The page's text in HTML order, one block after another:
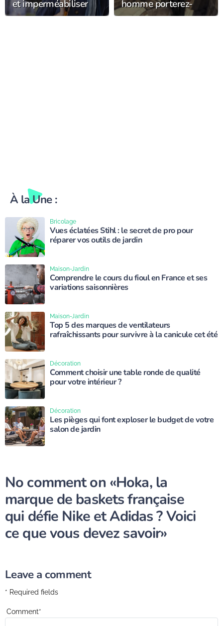
et imperméabiliser
son chapeau de pluie
homme porterez-
vous cet hiver ?
À la Une :
Vues éclatées Stihl : le secret de pro pour
réparer vos outils de jardin
Bricolage
Comprendre le cours du fioul en France et ses
variations saisonnières
Maison-Jardin
Top 5 des marques de ventilateurs
rafraîchissants pour survivre à la canicule cet été
Maison-Jardin
Comment choisir une table ronde de qualité
pour votre intérieur ?
Décoration
Les pièges qui font exploser le budget de votre
salon de jardin
Décoration
No comment on «Hoka, la
marque de baskets française
qui défie Nike et Adidas ? Voici
ce que vous devez savoir»
Leave a comment
* Required fields
Comment*